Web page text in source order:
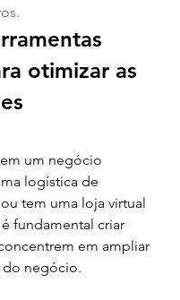
otimizar as
um negócio
logística de
tem uma loja virtual
fundamental criar
em ampliar
do negócio.